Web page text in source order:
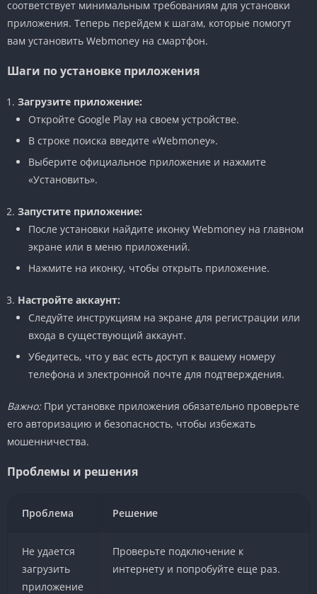
соответствует минимальным требованиям для установки
приложения. Теперь перейдем к шагам, которые помогут
вам установить Webmoney на смартфон.
Шаги по установке приложения
Загрузите приложение:
Откройте Google Play на своем устройстве.
В строке поиска введите «Webmoney».
Выберите официальное приложение и нажмите
«Установить».
Запустите приложение:
После установки найдите иконку Webmoney на главном
экране или в меню приложений.
Нажмите на иконку, чтобы открыть приложение.
Настройте аккаунт:
Следуйте инструкциям на экране для регистрации или
входа в существующий аккаунт.
Убедитесь, что у вас есть доступ к вашему номеру
телефона и электронной почте для подтверждения.
Важно:При установке приложения обязательно проверьте
его авторизацию и безопасность, чтобы избежать
мошенничества.
Проблемы и решения
Проблема Решение
Не удается
загрузить
приложение
Проверьте подключение к
интернету и попробуйте еще раз.